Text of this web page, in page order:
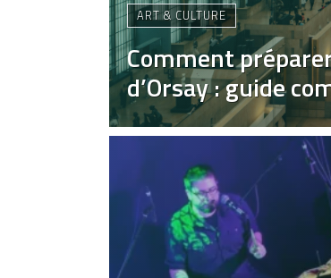
ART & CULTURE
Comment
d’Orsay : guide